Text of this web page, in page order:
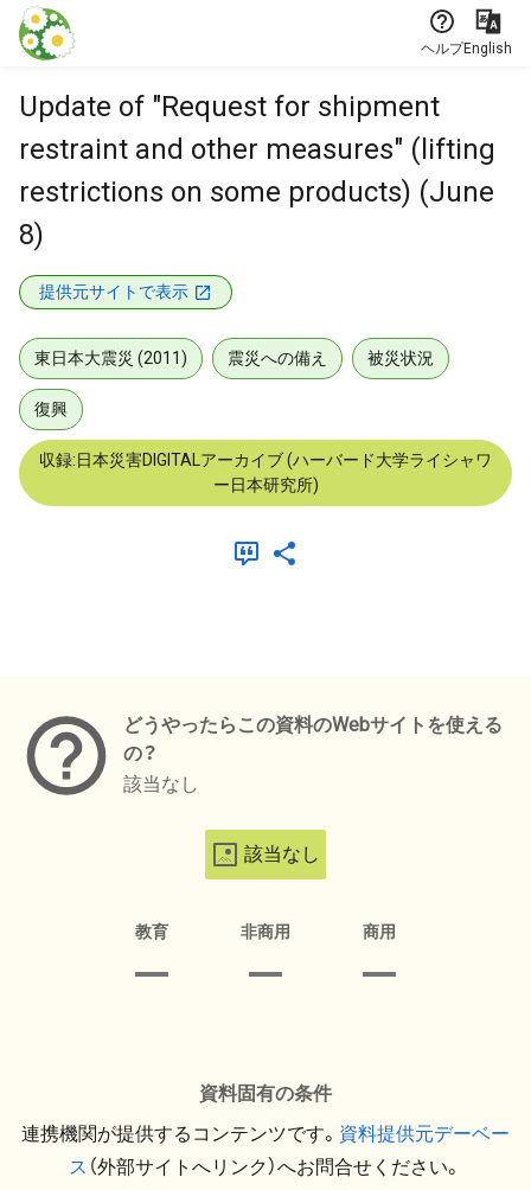
本文に飛ぶ
ヘルプEnglish
Update of "Request for shipment
restraint and other measures" (lifting
restrictions on some products) (June
8)
提供元サイトで表示
東日本大震災 (2011) 震災への備え 被災状況
復興
収録:日本災害DIGITALアーカイブ (ハーバード大学ライシャワ
ー日本研究所)
どうやったらこの資料のWebサイトを使える
の？
該当なし
該当なし
教育 非商用 商用
資料固有の条件
連携機関が提供するコンテンツです。 資料提供元デーベー
ス （外部サイトへリンク）へお問合せください。